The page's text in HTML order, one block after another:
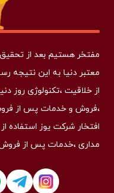
مفتخر هستیم بعد از
معتبر دنیا به این نتیجه
از خلاقیت ،تکنولوژی روز
،فروش و خدمات پس از
افتخار شرکت یوز استفاده
مداری ،خدمات پس از فروش